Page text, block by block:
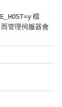
檔
管理伺服器會